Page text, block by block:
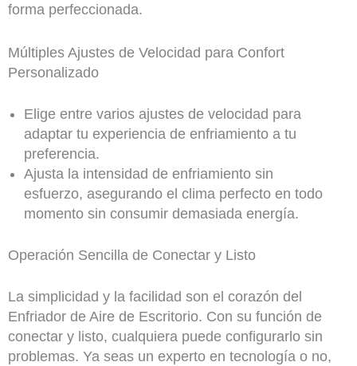
forma perfeccionada.
Múltiples Ajustes de Velocidad para Confort
Personalizado
Elige entre varios ajustes de velocidad para
adaptar tu experiencia de enfriamiento a tu
preferencia.
Ajusta la intensidad de enfriamiento sin
esfuerzo, asegurando el clima perfecto en todo
momento sin consumir demasiada energía.
Operación Sencilla de Conectar y Listo
La simplicidad y la facilidad son el corazón del
Enfriador de Aire de Escritorio. Con su función de
conectar y listo, cualquiera puede configurarlo sin
problemas. Ya seas un experto en tecnología o no,